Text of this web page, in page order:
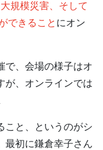
規模災害、そして
できること にオン
で、会場の様子はオ
が、オンラインでは
こと、というのがシ
最初に鎌倉幸子さん